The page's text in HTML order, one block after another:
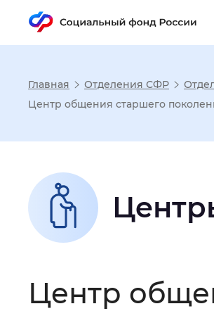
Шрифт: Без
Интервал между
Главная Отделения СФР
Центр общения старшего
Центр